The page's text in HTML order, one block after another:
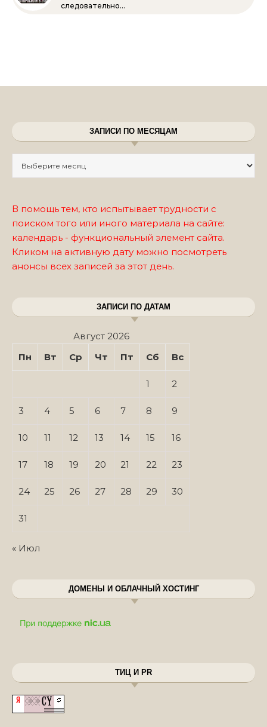
следовательно…
ЗАПИСИ ПО МЕСЯЦАМ
В помощь тем, кто испытывает трудности с
поиском того или иного материала на сайте:
календарь - функциональный элемент сайта.
Кликом на активную дату можно посмотреть
анонсы всех записей за этот день.
ЗАПИСИ ПО ДАТАМ
Август 2026
Пн
Вт Ср Чт Пт Сб Вс
1 2
3 4 5 6 7 8 9
10 11 12 13 14 15 16
17 18 19 20 21 22 23
24 25 26 27 28 29 30
31
« Июл
ДОМЕНЫ И ОБЛАЧНЫЙ ХОСТИНГ
ТИЦ И PR